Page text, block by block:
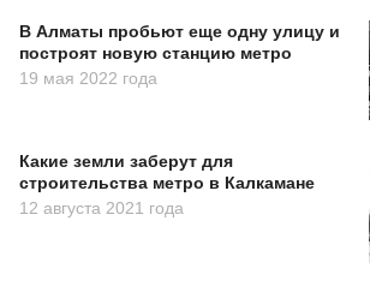
В Алматы пробьют еще одну улицу и
построят новую станцию метро
19 мая 2022 года
Какие земли заберут для
строительства метро в Калкамане
12 августа 2021 года